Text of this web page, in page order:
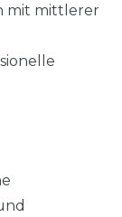
mit mittlerer